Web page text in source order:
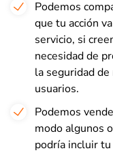
Podemos
que tu acción
servicio, si
necesidad de
la seguridad
usuarios.
Podemos
modo algunos
podría incluir